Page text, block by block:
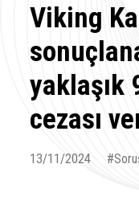
Viking
yaklaşık
cezası
13/11/2024